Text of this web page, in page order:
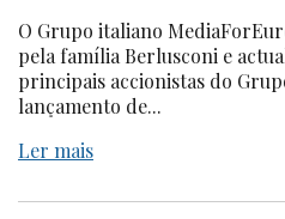
O Grupo italiano
pela família Berlusconi e
principais accionistas do
lançamento de...
Ler mais